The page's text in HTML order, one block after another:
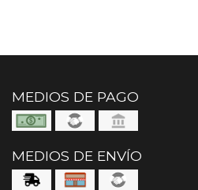
MEDIOS DE PAGO
MEDIOS DE ENVÍO